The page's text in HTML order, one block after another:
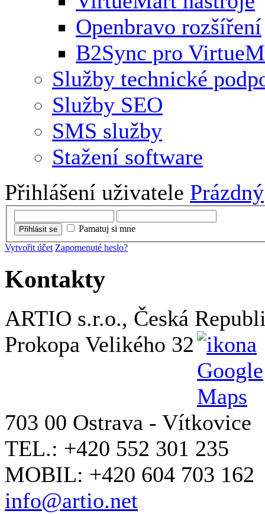
Openbravo rozšíření
B2Sync pro
Služby technické
Služby SEO
SMS služby
Stažení software
Přihlášení uživatele Prázdný
Přihlásit se
Pamatuj si mne
Vytvořit účet Zapomenuté heslo?
Kontakty
ARTIO s.r.o., Česká
Prokopa Velikého 32
703 00 Ostrava - Vítkovice
TEL.: +420 552 301 235
MOBIL: +420 604 703 162
info@artio.net